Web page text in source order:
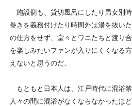
施設側も、貸切風呂にしたり男女別
巻きを義務付けたり時間外は湯を抜い
の仕方をせず、堂々とワニたちと渡り
を楽しみたいファンが入りにくくなる
えないと思うのだ。
もともと日本人は、江戸時代に混浴
人々の間に混浴がなくならなかったほ